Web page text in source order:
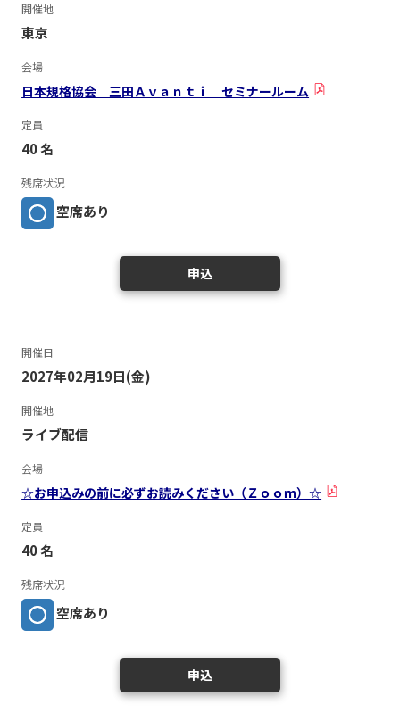
開催地
東京
会場
日本規格協会 三田Ａｖａｎｔｉ セミナールーム
定員
40 名
残席状況
空席あり
申込
開催日
2027年02月19日(金)
開催地
ライブ配信
会場
☆お申込みの前に必ずお読みください（Ｚｏｏｍ）☆
定員
40 名
残席状況
空席あり
申込